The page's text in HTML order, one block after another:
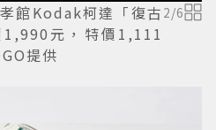
館Kodak柯達「復古
元，特價1,111
提供
2/6